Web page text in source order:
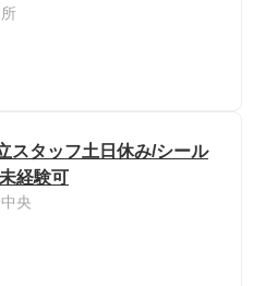
スタッフ土日休み/シール
経験可
央